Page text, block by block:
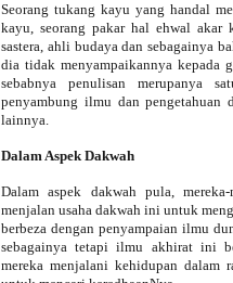
Seorang tukang kayu yang handal
kayu, seorang pakar hal ehwal akar
sastera, ahli budaya dan sebagainya
dia tidak menyampaikannya kepada
sebabnya penulisan merupanya
penyambung ilmu dan pengetahuan
lainnya.
Dalam Aspek Dakwah
Dalam aspek dakwah pula,
menjalan usaha dakwah ini untuk
berbeza dengan penyampaian ilmu
sebagainya tetapi ilmu akhirat ini
mereka menjalani kehidupan dalam